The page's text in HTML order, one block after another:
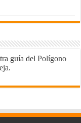
guía delPolígono
.